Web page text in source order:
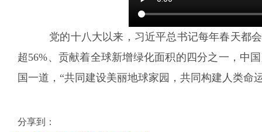
党的十八大以来，习近平总书记每年春天都
超56%、贡献着全球新增绿化面积的四分之一，中
国一道，“共同建设美丽地球家园，共同构建人类命
分享到：